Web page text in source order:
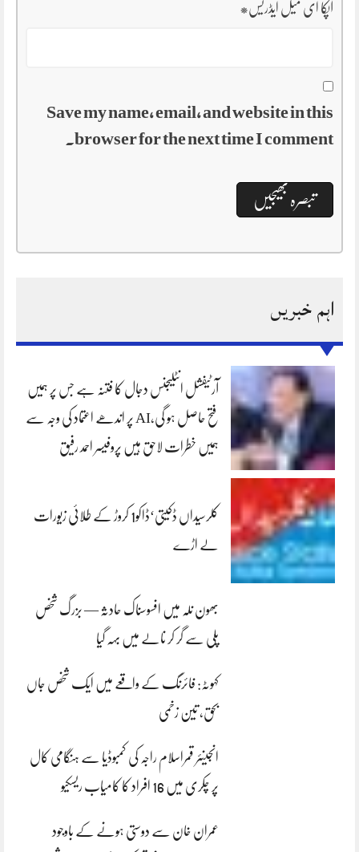
آپکا ای میل ایڈریس*
Save my name, email, and website in this
browser for the next time I comment.
اہم خبریں
آرٹیفشل انٹلیجنس دجال کا فتنہ ہے جس پر ہمیں
فتح حاصل ہو گی،AI پر اندھے اعتماد کی وجہ سے
ہمیں خطرات لاحق ہیں پروفیسر احمد رفیق
کلرسیداں ڈکیتی‘ڈاکو1 کروڑ کے طلائی زیورات
لے اڑے
بھون نلہ میں افسوسناک حادثہ — بزرگ شخص
پلی سے گر کر نالے میں بہہ گیا
کہوٹہ: فائرنگ کے واقعے میں ایک شخص جاں
بحق، تین زخمی
انجینئر قمراسلام راجہ کی کمبوڈیا سے ہنگامی کال
پر چکری میں 16 افراد کا کامیاب ریسکیو
عمران خان سے دوستی ہونے کے باوجود